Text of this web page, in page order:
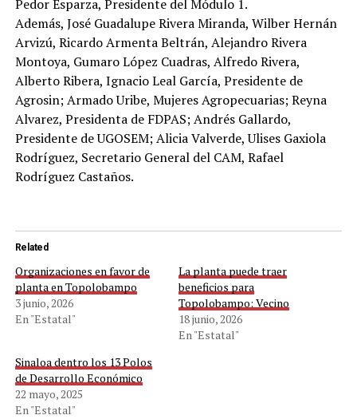
Pedor Esparza, Presidente del Módulo 1.
Además, José Guadalupe Rivera Miranda, Wilber Hernán
Arvizú, Ricardo Armenta Beltrán, Alejandro Rivera
Montoya, Gumaro López Cuadras, Alfredo Rivera,
Alberto Ribera, Ignacio Leal García, Presidente de
Agrosin; Armado Uribe, Mujeres Agropecuarias; Reyna
Alvarez, Presidenta de FDPAS; Andrés Gallardo,
Presidente de UGOSEM; Alicia Valverde, Ulises Gaxiola
Rodríguez, Secretario General del CAM, Rafael
Rodríguez Castaños.
Related
Organizaciones en favor de
planta en Topolobampo
3 junio, 2026
En "Estatal"
La planta puede traer
beneficios para
Topolobampo: Vecino
18 junio, 2026
En "Estatal"
Sinaloa dentro los 13 Polos
de Desarrollo Económico
22 mayo, 2025
En "Estatal"